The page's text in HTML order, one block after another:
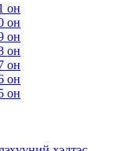
он
он
он
он
он
он
он